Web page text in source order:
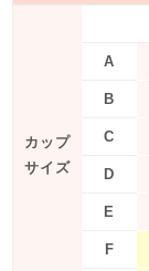
カップ
サイズ
A
B
C
D
E
F